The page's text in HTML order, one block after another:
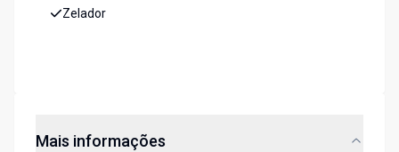
Zelador
Mais informações